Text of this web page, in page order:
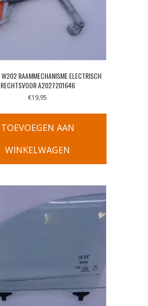
RAAMMECHANISME ELECTRISCH
RECHTSVOOR A2027201646
€19,95
TOEVOEGEN AAN
WINKELWAGEN